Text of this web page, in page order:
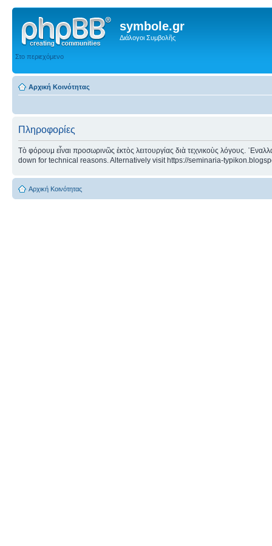
symbole.gr
Διάλογοι Συμβολῆς
Στο περιεχόμενο
Αρχική Κοινότητας
Πληροφορίες
Τὸ φόρουμ εἶναι προσωρινῶς ἐκτὸς λειτουργίας διὰ τεχνικοὺς λόγους.
down for technical reasons. Alternatively visit https://seminaria-
Αρχική Κοινότητας